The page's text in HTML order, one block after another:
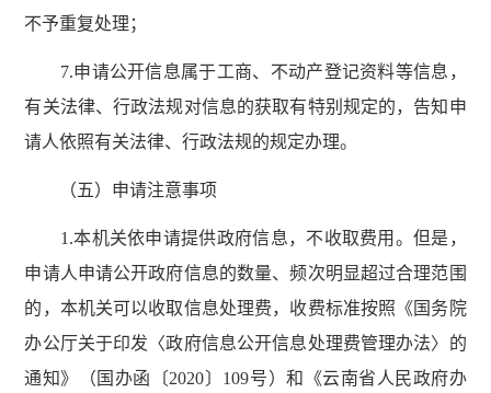
不予重复处理；
7.申请公开信息属于工商、不动产登记资料等信息，
有关法律、行政法规对信息的获取有特别规定的，告知申
请人依照有关法律、行政法规的规定办理。
（五）申请注意事项
1.本机关依申请提供政府信息，不收取费用。但是，
申请人申请公开政府信息的数量、频次明显超过合理范围
的，本机关可以收取信息处理费，收费标准按照《国务院
办公厅关于印发〈政府信息公开信息处理费管理办法〉的
通知》（国办函〔2020〕109号）和《云南省人民政府办